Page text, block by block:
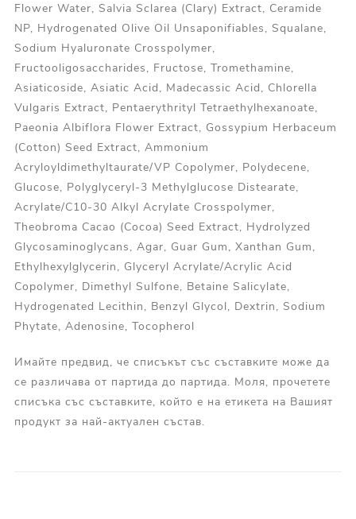
Flower Water, Salvia Sclarea (Clary) Extract, Ceramide
NP, Hydrogenated Olive Oil Unsaponifiables, Squalane,
Sodium Hyaluronate Crosspolymer,
Fructooligosaccharides, Fructose, Tromethamine,
Asiaticoside, Asiatic Acid, Madecassic Acid, Chlorella
Vulgaris Extract, Pentaerythrityl Tetraethylhexanoate,
Paeonia Albiflora Flower Extract, Gossypium Herbaceum
(Cotton) Seed Extract, Ammonium
Acryloyldimethyltaurate/VP Copolymer, Polydecene,
Glucose, Polyglyceryl-3 Methylglucose Distearate,
Acrylate/C10-30 Alkyl Acrylate Crosspolymer,
Theobroma Cacao (Cocoa) Seed Extract, Hydrolyzed
Glycosaminoglycans, Agar, Guar Gum, Xanthan Gum,
Ethylhexylglycerin, Glyceryl Acrylate/Acrylic Acid
Copolymer, Dimethyl Sulfone, Betaine Salicylate,
Hydrogenated Lecithin, Benzyl Glycol, Dextrin, Sodium
Phytate, Adenosine, Tocopherol
Имайте предвид, че списъкът със съставките може да
се различава от партида до партида. Моля, прочетете
списъка със съставките, който е на етикета на Вашият
продукт за най-актуален състав.